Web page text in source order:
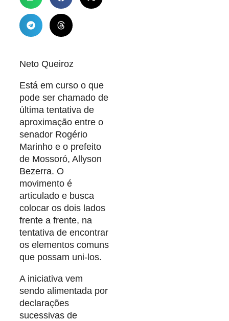
Neto Queiroz
Está em curso o que
pode ser chamado de
última tentativa de
aproximação entre o
senador Rogério
Marinho e o prefeito
de Mossoró, Allyson
Bezerra. O
movimento é
articulado e busca
colocar os dois lados
frente a frente, na
tentativa de encontrar
os elementos comuns
que possam uni-los.
A iniciativa vem
sendo alimentada por
declarações
sucessivas de